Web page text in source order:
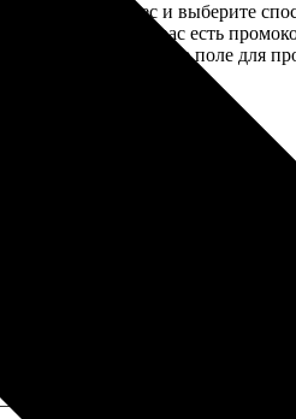
Введите адрес и выберите
заказа. Если у вас есть
его в специальное поле для
как новые.